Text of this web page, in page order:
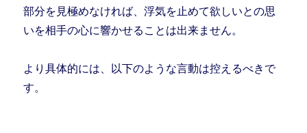
部分を見極めなければ、浮気を止めて欲しいとの思
いを相手の心に響かせることは出来ません。
より具体的には、以下のような言動は控えるべきで
す。